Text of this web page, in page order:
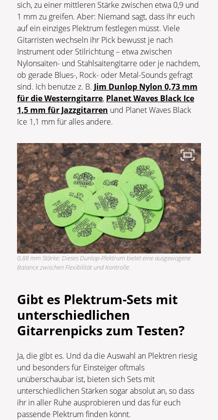
sich, zu einer mittleren Stärke zwischen etwa 0,9 und
1 mm zu greifen. Aber: Niemand sagt, dass ihr euch
auf ein einziges Plektrum festlegen müsst. Viele
Gitarristen wechseln ihr Pick bewusst je nach
Instrument oder Stilrichtung – etwa zwischen
Nylonsaiten- und Stahlsaitengitarre oder je nachdem,
ob gerade Blues-, Rock- oder Metal-Sounds gefragt
sind. Ich benutze z. B. Jim Dunlop Nylon 0,73 mm
für die Westerngitarre, Planet Waves Black Ice
1,5 mm für Jazzgitarren und Planet Waves Black
Ice 1,1 mm für alles andere.
0,88 mm Stärke: Dieses Dunlop-Plektrum bietet eine ausgewogene
Balance zwischen Flexibilität und Kontrolle.
Gibt es Plektrum-Sets mit
unterschiedlichen
Gitarrenpicks zum Testen?
Ja, die gibt es. Und da die Auswahl an Plektren riesig
und besonders für Einsteiger oftmals
unüberschaubar ist, bieten sich Sets mit
unterschiedlichen Stärken sogar absolut an, so dass
ihr in aller Ruhe ausprobieren und das für euch
passende Plektrum finden könnt.